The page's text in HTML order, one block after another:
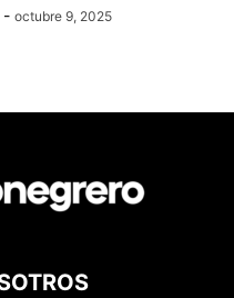
- octubre 9, 2025